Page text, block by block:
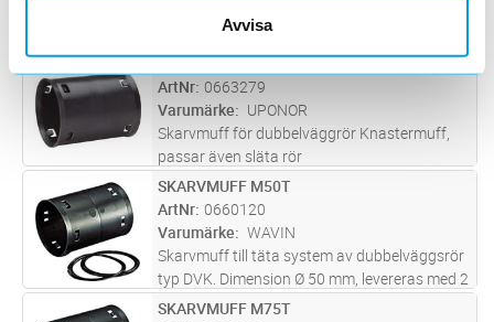
Avvisa
till dubbelväggsrör, svart EPDM
ST Lägg i kundvagn
SKARVMUFF 160
ArtNr 0663279
Varumärke
UPONOR
Skarvmuff för dubbelväggrör Knastermuff,
passar även släta rör
ST Lägg i kundvagn
SKARVMUFF M50T
ArtNr 0660120
Varumärke
WAVIN
Skarvmuff till täta system av dubbelväggsrör
typ DVK. Dimension Ø 50 mm, levereras med 2
st tätningsringar. Svart i PE.
ST Lägg i kundvagn
SKARVMUFF M75T